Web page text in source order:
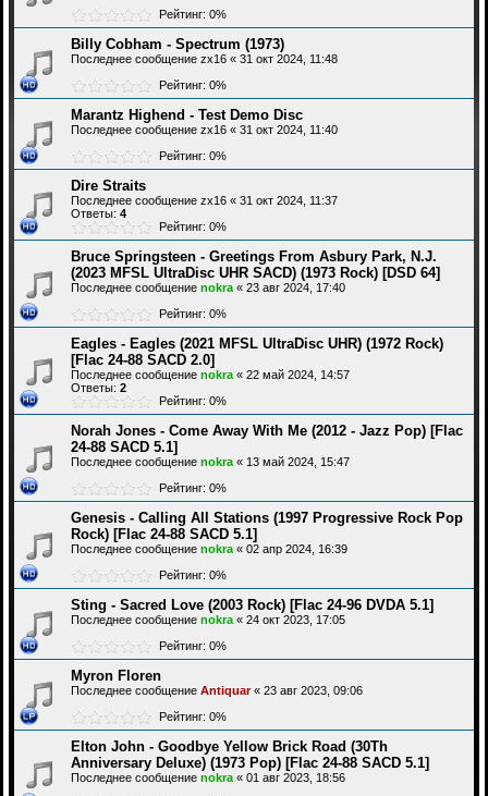
Рейтинг: 0%
Billy Cobham - Spectrum (1973)
Последнее сообщение zx16 « 31 окт 2024, 11:48
Рейтинг: 0%
Marantz Highend - Test Demo Disc
Последнее сообщение zx16 « 31 окт 2024, 11:40
Рейтинг: 0%
Dire Straits
Последнее сообщение zx16 « 31 окт 2024, 11:37
Ответы: 4
Рейтинг: 0%
Bruce Springsteen - Greetings From Asbury Park, N.J.
(2023 MFSL UltraDisc UHR SACD) (1973 Rock) [DSD 64]
Последнее сообщение nokra « 23 авг 2024, 17:40
Рейтинг: 0%
Eagles - Eagles (2021 MFSL UltraDisc UHR) (1972 Rock)
[Flac 24-88 SACD 2.0]
Последнее сообщение nokra « 22 май 2024, 14:57
Ответы: 2
Рейтинг: 0%
Norah Jones - Come Away With Me (2012 - Jazz Pop) [Flac
24-88 SACD 5.1]
Последнее сообщение nokra « 13 май 2024, 15:47
Рейтинг: 0%
Genesis - Calling All Stations (1997 Progressive Rock Pop
Rock) [Flac 24-88 SACD 5.1]
Последнее сообщение nokra « 02 апр 2024, 16:39
Рейтинг: 0%
Sting - Sacred Love (2003 Rock) [Flac 24-96 DVDA 5.1]
Последнее сообщение nokra « 24 окт 2023, 17:05
Рейтинг: 0%
Myron Floren
Последнее сообщение Antiquar« 23 авг 2023, 09:06
Рейтинг: 0%
Elton John - Goodbye Yellow Brick Road (30Th
Anniversary Deluxe) (1973 Pop) [Flac 24-88 SACD 5.1]
Последнее сообщение nokra « 01 авг 2023, 18:56